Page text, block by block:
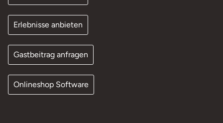
Erlebnisse anbieten
Gastbeitrag anfragen
Onlineshop Software